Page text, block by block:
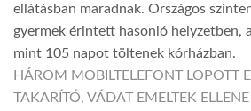
ellátásban maradnak. Országos
gyermek érintett hasonló helyzetben,
mint 105 napot töltenek kórházban.
HÁROM MOBILTELEFONT LOPOTT
TAKARÍTÓ, VÁDAT EMELTEK ELLENE